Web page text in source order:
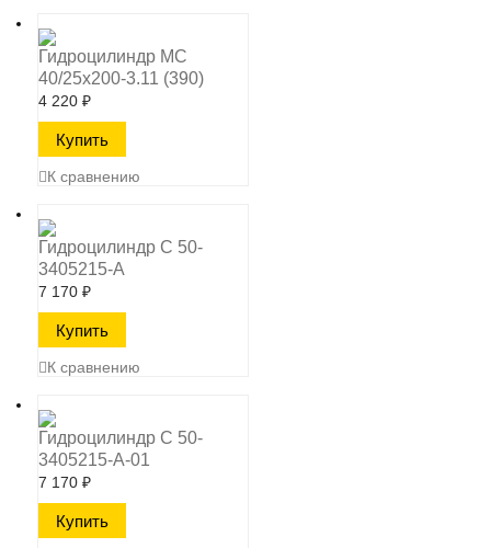
Гидроцилиндр МС
40/25х200-3.11 (390)
4 220 ₽
К сравнению
Гидроцилиндр C 50-
3405215-А
7 170 ₽
К сравнению
Гидроцилиндр C 50-
3405215-А-01
7 170 ₽